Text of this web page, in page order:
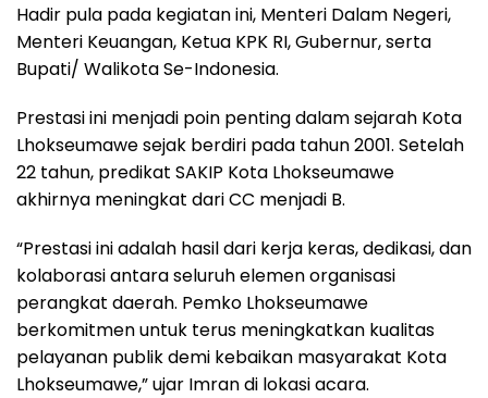
Hadir pula pada kegiatan ini, Menteri Dalam Negeri,
Menteri Keuangan, Ketua KPK RI, Gubernur, serta
Bupati/ Walikota Se-Indonesia.
Prestasi ini menjadi poin penting dalam sejarah Kota
Lhokseumawe sejak berdiri pada tahun 2001. Setelah
22 tahun, predikat SAKIP Kota Lhokseumawe
akhirnya meningkat dari CC menjadi B.
“Prestasi ini adalah hasil dari kerja keras, dedikasi, dan
kolaborasi antara seluruh elemen organisasi
perangkat daerah. Pemko Lhokseumawe
berkomitmen untuk terus meningkatkan kualitas
pelayanan publik demi kebaikan masyarakat Kota
Lhokseumawe,” ujar Imran di lokasi acara.